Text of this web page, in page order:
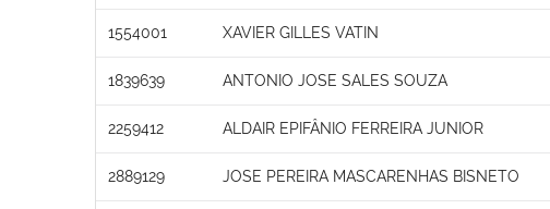
1554001 XAVIER GILLES VATIN
1839639 ANTONIO JOSE SALES SOUZA
2259412 ALDAIR EPIFÂNIO FERREIRA JUNIOR
2889129 JOSE PEREIRA MASCARENHAS BISNETO